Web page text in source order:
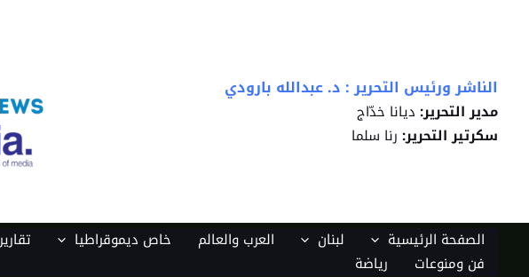
الناشر ورئيس التحرير : د. عبدالله بارودي
مدير التحرير: ديانا خدّاج
سكرتير التحرير: رنا سلما
الصفحة الرئيسية لبنان العرب والعالم خاص ديموقراطيا تقارير
فن ومنوعات
رياضة